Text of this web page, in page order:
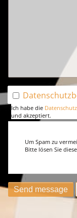
Ich habe die
und akzeptiert.
Um Spam zu
Bitte lösen Sie